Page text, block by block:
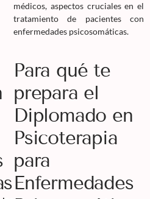
médicos, aspectos cruciales en el
tratamiento de pacientes con
enfermedades psicosomáticas.
Para qué te
prepara el
Diplomado en
Psicoterapia
para
Enfermedades